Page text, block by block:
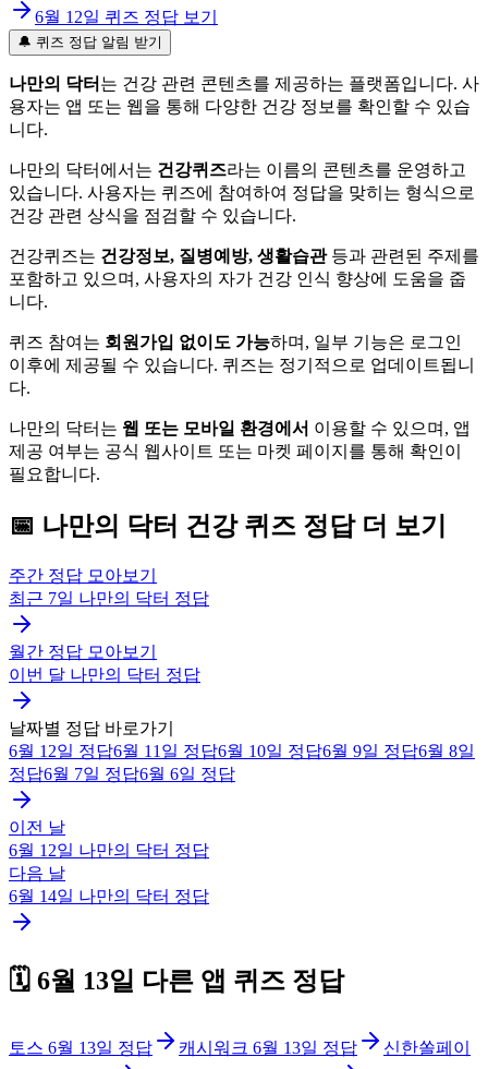
6월 12일 퀴즈 정답 보기
🔔 퀴즈 정답 알림 받기
나만의 닥터 는 건강 관련 콘텐츠를 제공하는 플랫폼입니다. 사
용자는 앱 또는 웹을 통해 다양한 건강 정보를 확인할 수 있습
니다.
나만의 닥터에서는 건강퀴즈라는 이름의 콘텐츠를 운영하고
있습니다. 사용자는 퀴즈에 참여하여 정답을 맞히는 형식으로
건강 관련 상식을 점검할 수 있습니다.
건강퀴즈는 건강정보, 질병예방, 생활습관등과 관련된 주제를
포함하고 있으며, 사용자의 자가 건강 인식 향상에 도움을 줍
니다.
퀴즈 참여는 회원가입 없이도 가능하며, 일부 기능은 로그인
이후에 제공될 수 있습니다. 퀴즈는 정기적으로 업데이트됩니
다.
나만의 닥터는 웹 또는 모바일 환경에서 이용할 수 있으며, 앱
제공 여부는 공식 웹사이트 또는 마켓 페이지를 통해 확인이
필요합니다.
📅 나만의 닥터 건강 퀴즈 정답 더 보기
주간 정답 모아보기
최근 7일 나만의 닥터 정답
월간 정답 모아보기
이번 달 나만의 닥터 정답
날짜별 정답 바로가기
6월 12일 정답6월 11일 정답6월 10일 정답6월 9일 정답6월 8일
정답6월 7일 정답6월 6일 정답
이전 날
6월 12일 나만의 닥터 정답
다음 날
6월 14일 나만의 닥터 정답
🗓️ 6월 13일 다른 앱 퀴즈 정답
토스 6월 13일 정답 캐시워크 6월 13일 정답
신한쏠페이